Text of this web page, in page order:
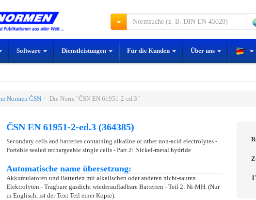
Software Dienstleistungen Für die Kunden Über uns
Normen ČSN Die Norm "ČSN EN 61951-2-ed.3"
ČSN EN 61951-2-ed.3 (364385)
Secondary cells and batteries containing alkaline or other non-acid electrolytes -
Portable sealed rechargeable single cells - Part 2: Nickel-metal hydride
Automatische name übersetzung:
Akkumulatoren und Batterien mit alkalischen oder anderen nicht-sauren
Elektrolyten - Tragbare gasdicht wiederaufladbare Batterien - Teil 2: Ni-MH. (Nur
in Englisch, ist der Text Teil einer Kopie).